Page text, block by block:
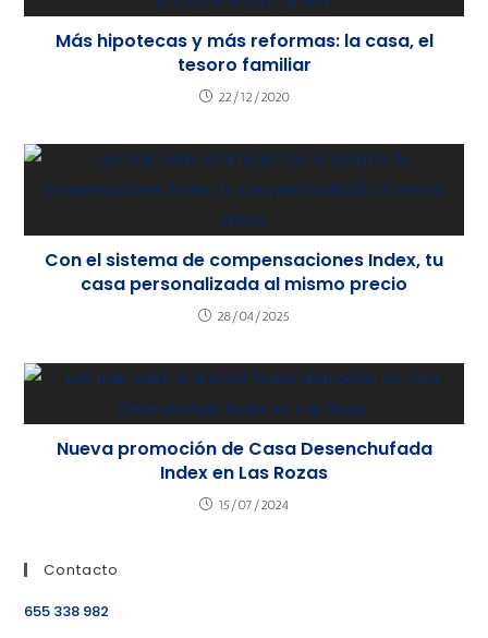
Más hipotecas y más reformas: la casa, el
tesoro familiar
22/12/2020
Con el sistema de compensaciones Index, tu
casa personalizada al mismo precio
28/04/2025
Nueva promoción de Casa Desenchufada
Index en Las Rozas
15/07/2024
Contacto
655 338 982